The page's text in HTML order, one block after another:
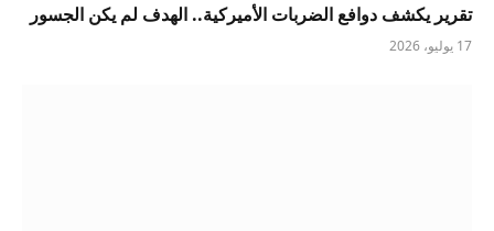
تقرير يكشف دوافع الضربات الأميركية.. الهدف لم يكن الجسور
17 يوليو، 2026